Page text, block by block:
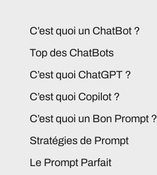
C’est quoi un ChatBot ?
Top des ChatBots
C’est quoi ChatGPT ?
C’est quoi Copilot ?
C’est quoi un Bon Prompt ?
Stratégies de Prompt
Le Prompt Parfait